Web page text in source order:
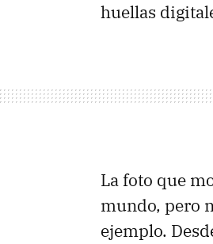
huellas
La foto que
mundo, pero
ejemplo.